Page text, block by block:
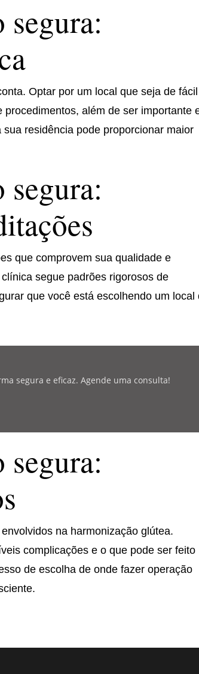
segura:
Optar por um local que seja de fácil
além de ser importante
residência pode proporcionar maior
segura:
que comprovem sua qualidade e
segue padrões rigorosos de
que você está escolhendo um local
segura e eficaz. Agende uma consulta!
segura:
na harmonização glútea.
complicações e o que pode ser feito
de escolha de onde fazer operação